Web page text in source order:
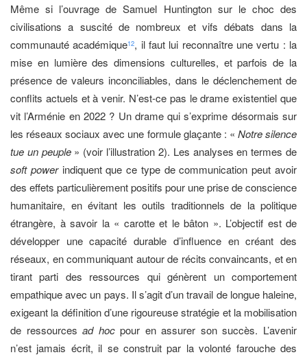
Même si l’ouvrage de Samuel Huntington sur le choc des
civilisations a suscité de nombreux et vifs débats dans la
communauté académique12, il faut lui reconnaître une vertu : la
mise en lumière des dimensions culturelles, et parfois de la
présence de valeurs inconciliables, dans le déclenchement de
conflits actuels et à venir. N’est-ce pas le drame existentiel que
vit l’Arménie en 2022 ? Un drame qui s’exprime désormais sur
les réseaux sociaux avec une formule glaçante : « Notre silence
tue un peuple» (voir l’illustration 2). Les analyses en termes de
soft powerindiquent que ce type de communication peut avoir
des effets particulièrement positifs pour une prise de conscience
humanitaire, en évitant les outils traditionnels de la politique
étrangère, à savoir la « carotte et le bâton ». L’objectif est de
développer une capacité durable d’influence en créant des
réseaux, en communiquant autour de récits convaincants, et en
tirant parti des ressources qui génèrent un comportement
empathique avec un pays. Il s’agit d’un travail de longue haleine,
exigeant la définition d’une rigoureuse stratégie et la mobilisation
de ressourcesad hocpour en assurer son succès. L’avenir
n’est jamais écrit, il se construit par la volonté farouche des